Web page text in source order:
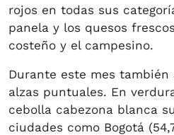
rojos en todas sus
panela y los quesos
costeño y el campesino.
Durante este mes también
alzas puntuales. En
cebolla cabezona blanca
ciudades como Bogotá